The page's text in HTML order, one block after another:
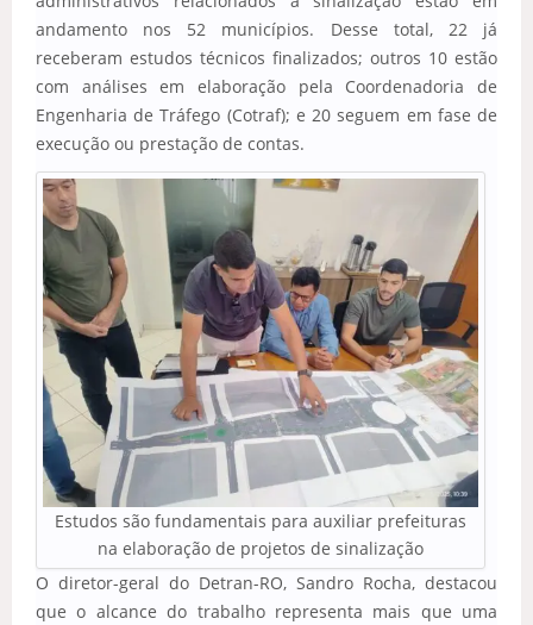
andamento nos 52 municípios. Desse total, 22 já
receberam estudos técnicos finalizados; outros 10 estão
com análises em elaboração pela Coordenadoria de
Engenharia de Tráfego (Cotraf); e 20 seguem em fase de
execução ou prestação de contas.
Estudos são fundamentais para auxiliar prefeituras
na elaboração de projetos de sinalização
O diretor-geral do Detran-RO, Sandro Rocha, destacou
que o alcance do trabalho representa mais que uma